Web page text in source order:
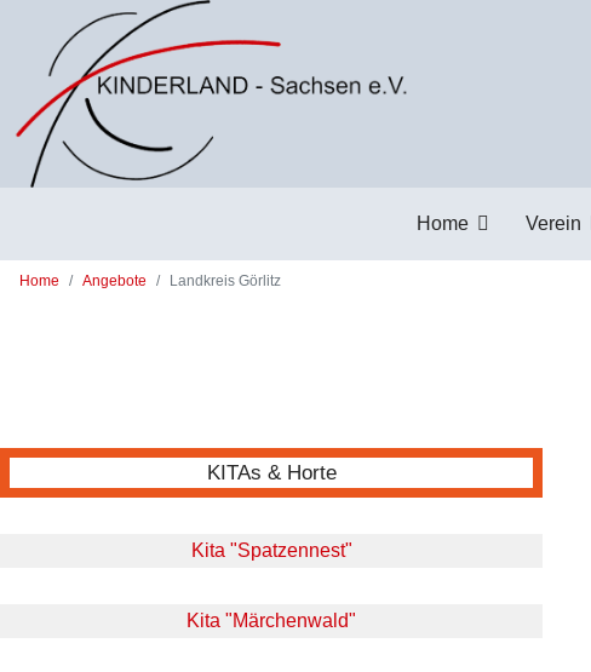
Zum Hauptinhalt springen
Home Verein
Home Angebote Landkreis Görlitz
KITAs & Horte
Kita "Spatzennest"
Kita "Märchenwald"